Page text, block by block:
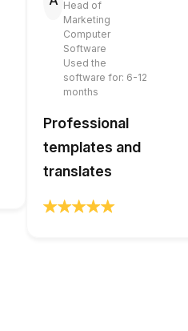
Head of
Marketing
Computer
Software
Used the
software for: 6-12
months
Professional
templates and
translates